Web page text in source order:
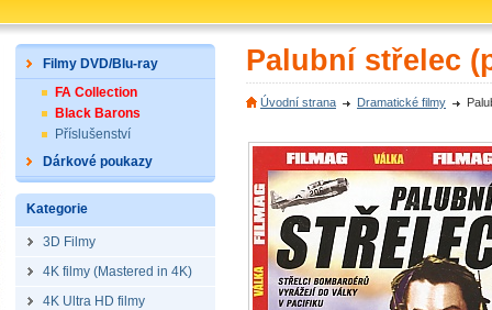
Filmy DVD/Blu-ray
FA Collection
Black Barons
Příslušenství
Dárkové poukazy
Kategorie
3D Filmy
4K filmy (Mastered in 4K)
4K Ultra HD filmy
Palubní střelec
Úvodní strana Dramatické filmy